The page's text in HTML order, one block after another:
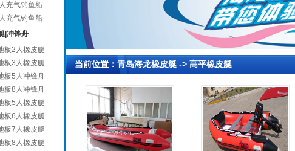
充气钓鱼船
充气钓鱼船
|冲锋舟
板2人橡皮艇
板3人橡皮艇
板5人冲锋舟
板8人冲锋舟
板5人橡皮艇
板6人橡皮艇
板7人橡皮艇
板8人橡皮艇
当前位置： 青岛海龙橡皮艇-> 高平橡皮艇